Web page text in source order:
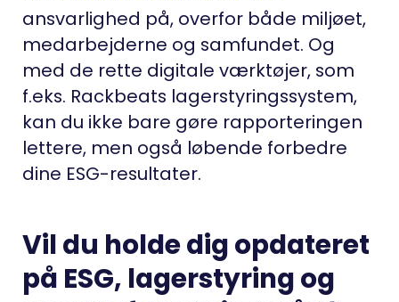
ansvarlighed på, overfor både miljøet,
medarbejderne og samfundet. Og
med de rette digitale værktøjer, som
f.eks. Rackbeats lagerstyringssystem,
kan du ikke bare gøre rapporteringen
lettere, men også løbende forbedre
dine ESG-resultater.
Vil du holde dig opdateret
på ESG, lagerstyring og